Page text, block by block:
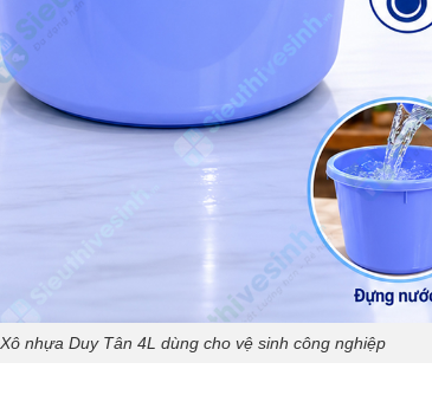
Xô nhựa Duy Tân 4L dùng cho vệ sinh công nghiệp